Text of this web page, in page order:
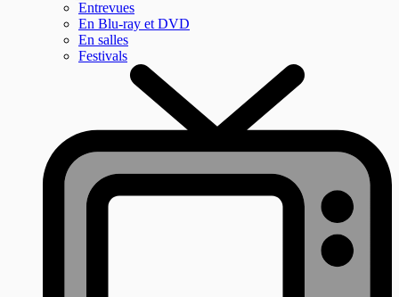
Entrevues
En Blu-ray et DVD
En salles
Festivals